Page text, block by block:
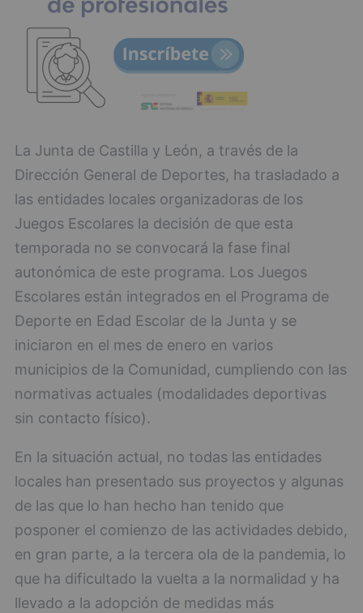
La Junta de Castilla y León, a través de la
Dirección General de Deportes, ha trasladado a
las entidades locales organizadoras de los
Juegos Escolares la decisión de que esta
temporada no se convocará la fase final
autonómica de este programa. Los Juegos
Escolares están integrados en el Programa de
Deporte en Edad Escolar de la Junta y se
iniciaron en el mes de enero en varios
municipios de la Comunidad, cumpliendo con las
normativas actuales (modalidades deportivas
sin contacto físico).
En la situación actual, no todas las entidades
locales han presentado sus proyectos y algunas
de las que lo han hecho han tenido que
posponer el comienzo de las actividades debido,
en gran parte, a la tercera ola de la pandemia, lo
que ha dificultado la vuelta a la normalidad y ha
llevado a la adopción de medidas más